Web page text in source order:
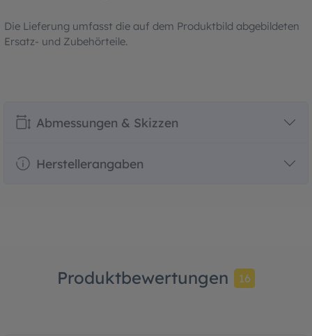
Die Lieferung umfasst die auf dem Produktbild abgebildeten
Ersatz- und Zubehörteile.
Abmessungen & Skizzen
Herstellerangaben
Produktbewertungen 16